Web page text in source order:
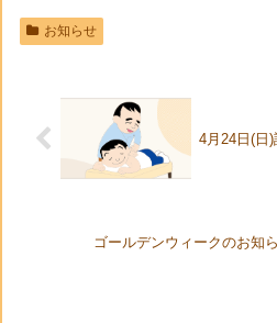
お知らせ
4月24日(日
ゴールデンウィークのお知